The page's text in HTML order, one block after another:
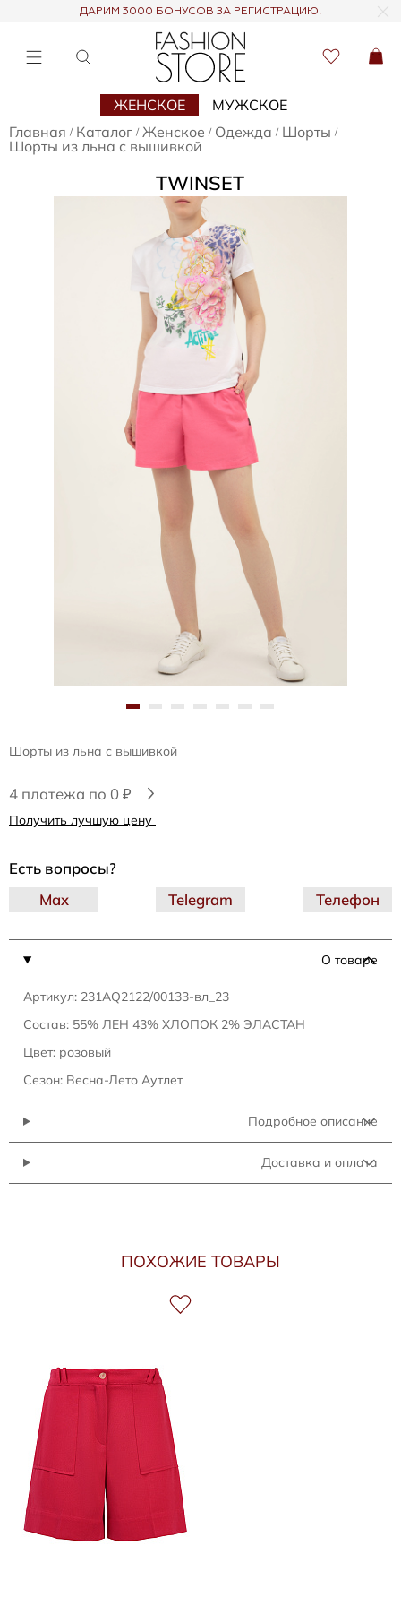
ДАРИМ 3000 БОНУСОВ ЗА РЕГИСТРАЦИЮ!
ЖЕНСКОЕ
МУЖСКОЕ
Главная / Каталог / Женское / Одежда / Шорты /
Шорты из льна с вышивкой
TWINSET
Шорты из льна с вышивкой
4 платежа по 0 ₽
Получить лучшую цену
О товаре
Артикул: 231AQ2122/00133-вл_23
Состав: 55% ЛЕН 43% ХЛОПОК 2% ЭЛАСТАН
Цвет: розовый
Сезон: Весна-Лето Аутлет
Подробное описание
Доставка и оплата
Есть вопросы?
Telegram
Max Телефон
ПОХОЖИЕ ТОВАРЫ